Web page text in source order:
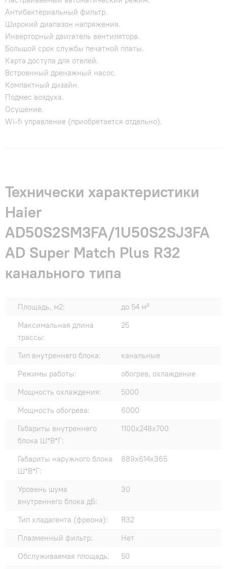
Антибактериальный фильтр.
Широкий диапазон напряжения.
Инверторный двигатель вентилятора.
Большой срок службы печатной платы.
Карта доступа для отелей.
Встроенный дренажный насос.
Компактный дизайн.
Подмес воздуха.
Осушение.
Wi-fi управление (приобретается отдельно).
Технически характеристики
Haier
AD50S2SM3FA/1U50S2SJ3FA
AD Super Match Plus R32
канального типа
Площадь, м2:
до 54 м²
Максимальная длина
трассы:
25
Тип внутреннего блока:
канальные
Режимы работы:
обогрев, охлаждение
Мощность охлаждения:
5000
Мощность обогрева:
6000
Габариты внутреннего
блока Ш*В*Г:
1100x248x700
Габариты наружного блока
Ш*В*Г:
889x614x365
Уровень шума
внутреннего блока дБ:
30
Тип хладагента (фреона):
R32
Плазменный фильтр:
Нет
Обслуживаемая площадь:
50